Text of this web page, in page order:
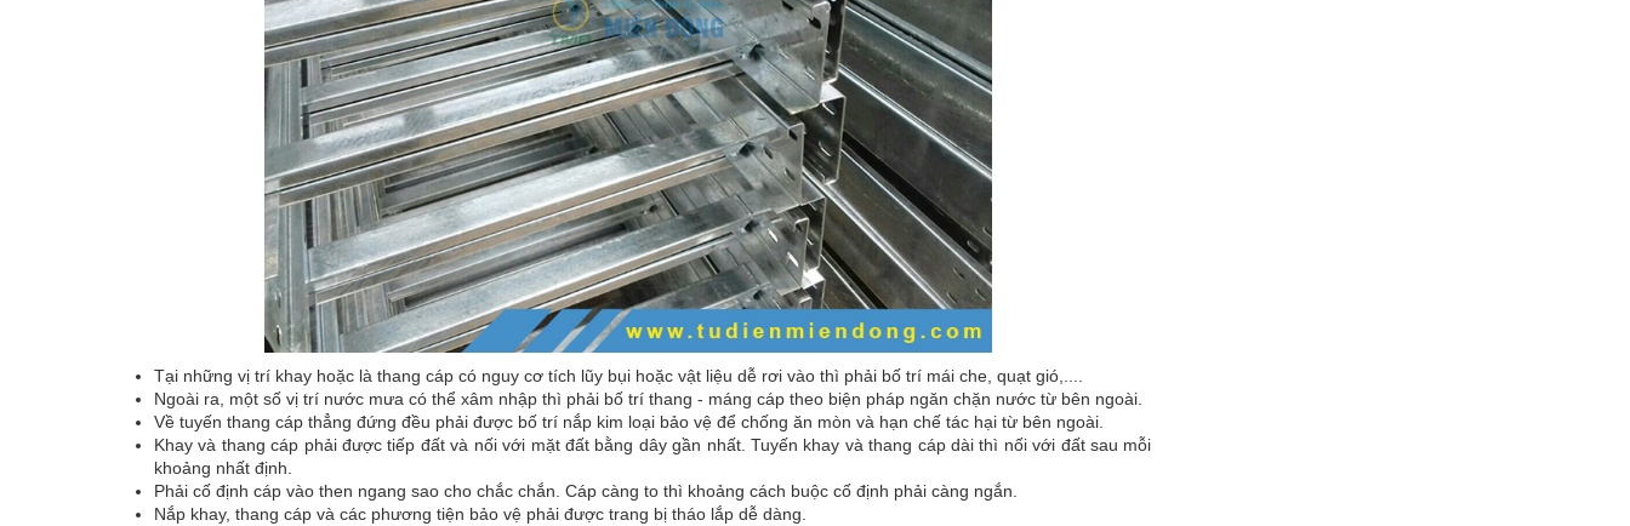
Tại những vị trí khay hoặc là thang cáp có nguy cơ tích lũy bụi hoặc vật liệu dễ rơi vào thì phải bố trí mái che, quạt gió,....
Ngoài ra, một số vị trí nước mưa có thể xâm nhập thì phải bố trí thang - máng cáp theo biện pháp ngăn chặn nước từ bên ngoài.
Về tuyến thang cáp thẳng đứng đều phải được bố trí nắp kim loại bảo vệ để chống ăn mòn và hạn chế tác hại từ bên ngoài.
Khay và thang cáp phải được tiếp đất và nối với mặt đất bằng dây gần nhất. Tuyến khay và thang cáp dài thì nối với đất sau mỗi
khoảng nhất định.
Phải cố định cáp vào then ngang sao cho chắc chắn. Cáp càng to thì khoảng cách buộc cố định phải càng ngắn.
Nắp khay, thang cáp và các phương tiện bảo vệ phải được trang bị tháo lắp dễ dàng.